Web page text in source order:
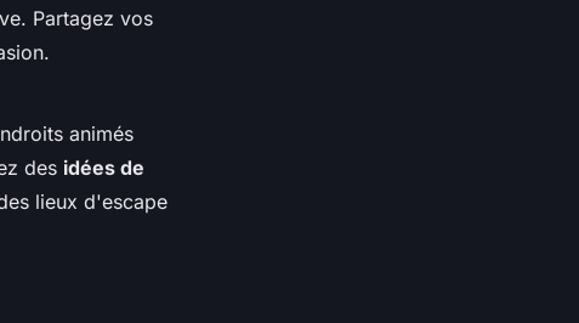
Partagez vos
animés
des idées de
lieux d'escape